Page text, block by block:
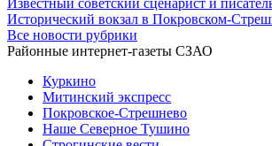
Исторический вокзал в Покровском-
Все новости рубрики
Районные интернет-газеты СЗАО
Куркино
Митинский экспресс
Покровское-Стрешнево
Наше Северное Тушино